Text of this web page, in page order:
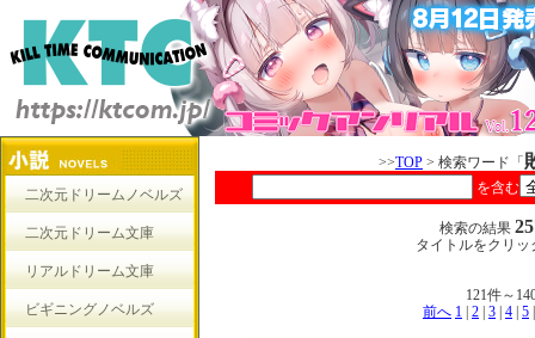
二次元ドリームノベルズ
二次元ドリーム文庫
リアルドリーム文庫
ビギニングノベルズ
>>TOP > 検索ワード「
を含む
検索の結果
タイトルをクリ
121件～
前へ 1 2 3 4 5